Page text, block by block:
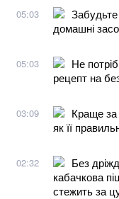
05:03
домашні
05:03
Не
рецепт на
03:09
Краще за
як її
02:32
Без
кабачкова
стежить за